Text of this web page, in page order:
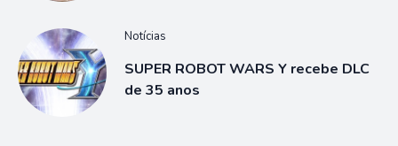
Notícias
SUPER ROBOT WARS Y recebe DLC
de 35 anos